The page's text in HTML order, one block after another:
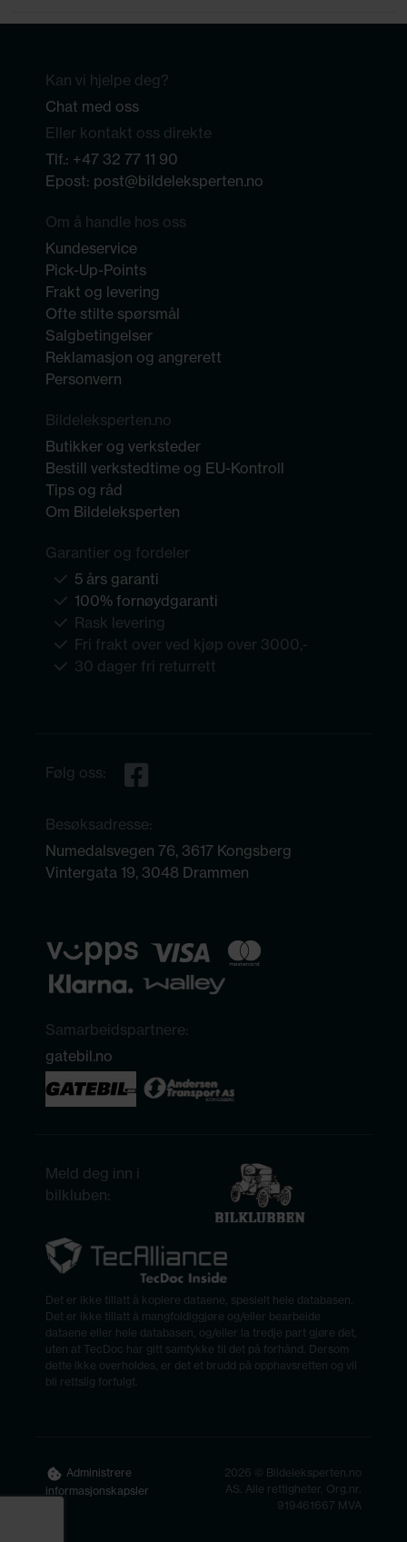
Kan vi hjelpe deg?
Chat med oss
Eller kontakt oss direkte
Tlf.: +47 32 77 11 90
Epost: post@bildeleksperten.no
Om å handle hos oss
Kundeservice
Pick-Up-Points
Frakt og levering
Ofte stilte spørsmål
Salgbetingelser
Reklamasjon og angrerett
Personvern
Bildeleksperten.no
Butikker og verksteder
Bestill verkstedtime og EU-Kontroll
Tips og råd
Om Bildeleksperten
Garantier og fordeler
5 års garanti
100% fornøydgaranti
Rask levering
Fri frakt over ved kjøp over 3000,-
30 dager fri returrett
Følg oss:
Besøksadresse:
Numedalsvegen 76, 3617 Kongsberg
Vintergata 19, 3048 Drammen
Samarbeidspartnere:
gatebil.no
Meld deg inn i
bilkluben:
Det er ikke tillatt å kopiere dataene, spesielt hele databasen.
Det er ikke tillatt å mangfoldiggjøre og/eller bearbeide
dataene eller hele databasen, og/eller la tredje part gjøre det,
uten at TecDoc har gitt samtykke til det på forhånd. Dersom
dette ikke overholdes, er det et brudd på opphavsretten og vil
bli rettslig forfulgt.
Administrere
informasjonskapsler
2026 © Bildeleksperten.no
AS. Alle rettigheter. Org.nr.
919461667 MVA